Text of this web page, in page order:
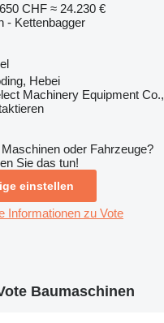
CHF ≈ 24.230 €
- Kettenbagger
Hebei
Machinery Equipment
oder Fahrzeuge?
Sie das tun!
einstellen
Informationen zu Vote
Baumaschinen